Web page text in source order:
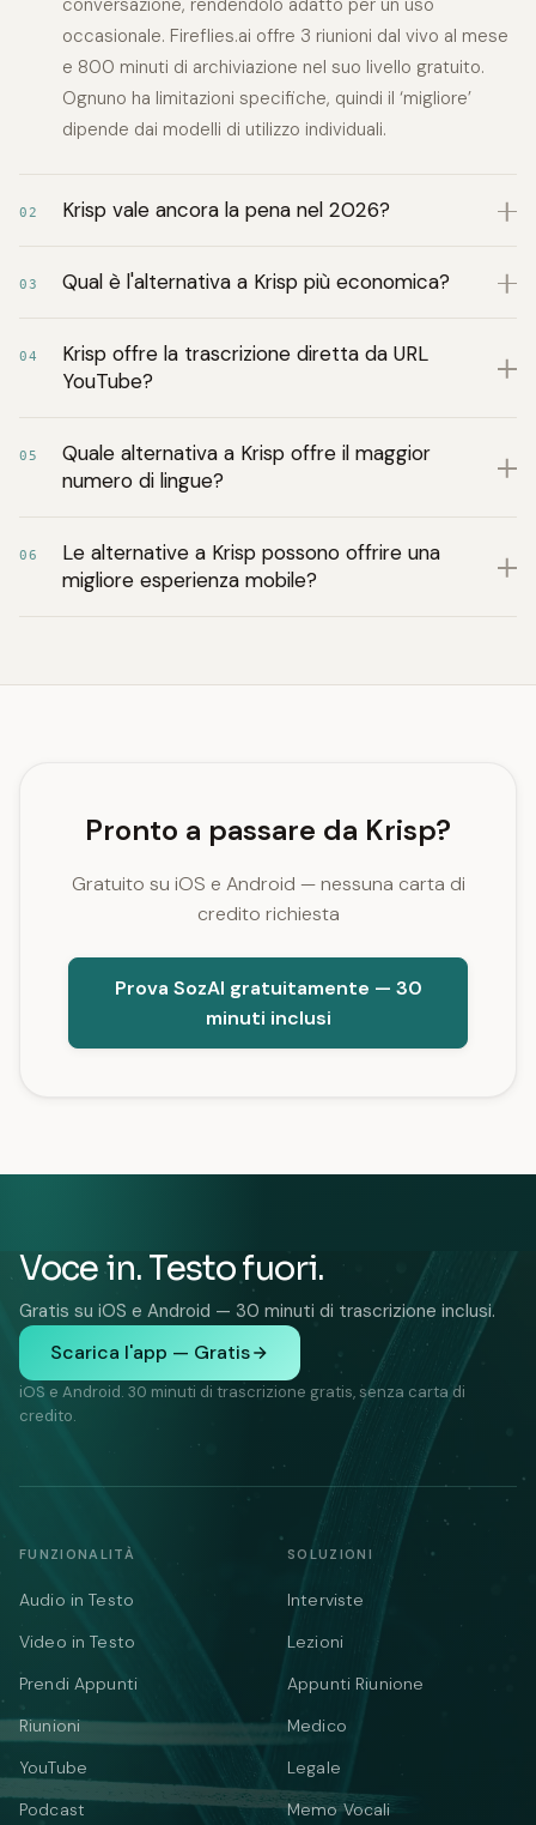
conversazione, rendendolo adatto per un uso
occasionale. Fireflies.ai offre 3 riunioni dal vivo al mese
e 800 minuti di archiviazione nel suo livello gratuito.
Ognuno ha limitazioni specifiche, quindi il ‘migliore’
dipende dai modelli di utilizzo individuali.
02 Krisp vale ancora la pena nel 2026?
03 Qual è l'alternativa a Krisp più economica?
04
Krisp offre la trascrizione diretta da URL
YouTube?
05
Quale alternativa a Krisp offre il maggior
numero di lingue?
06
Le alternative a Krisp possono offrire una
migliore esperienza mobile?
Pronto a passare da Krisp?
Gratuito su iOS e Android — nessuna carta di
credito richiesta
Prova SozAI gratuitamente — 30
minuti inclusi
Voce in. Testo fuori.
Gratis su iOS e Android — 30 minuti di trascrizione inclusi.
Scarica l'app — Gratis
iOS e Android. 30 minuti di trascrizione gratis, senza carta di
credito.
FUNZIONALITÀ
Audio in Testo
Video in Testo
Prendi Appunti
Riunioni
YouTube
Podcast
SOLUZIONI
Interviste
Lezioni
Appunti Riunione
Medico
Legale
Memo Vocali